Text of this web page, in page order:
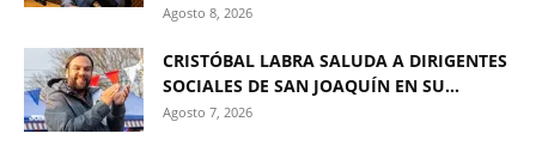
Agosto 8, 2026
CRISTÓBAL LABRA SALUDA A DIRIGENTES
SOCIALES DE SAN JOAQUÍN EN SU...
Agosto 7, 2026